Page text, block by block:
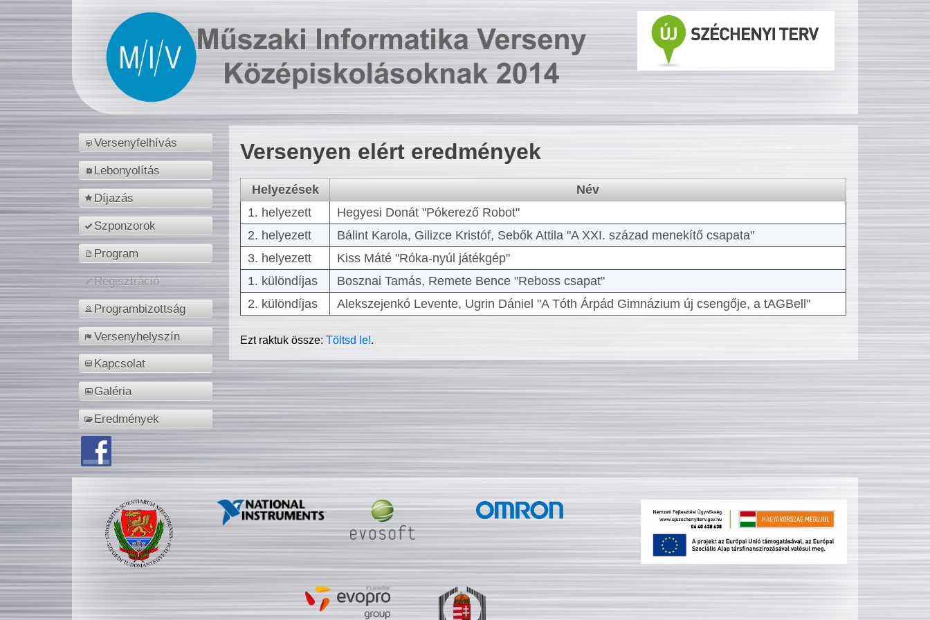
Versenyfelhívás
Lebonyolítás
Díjazás
Szponzorok
Program
Regisztráció
Programbizottság
Versenyhelyszín
Kapcsolat
Galéria
Eredmények
Versenyen elért eredmények
Helyezések
Név
1. helyezett
Hegyesi Donát "Pókerező Robot"
2. helyezett
Bálint Karola, Gilizce Kristóf, Sebők Attila "A XXI. század menekítő csapata"
3. helyezett
Kiss Máté "Róka-nyúl játékgép"
1. különdíjas
Bosznai Tamás, Remete Bence "Reboss csapat"
2. különdíjas
Alekszejenkó Levente, Ugrin Dániel "A Tóth Árpád Gimnázium új csengője, a tAGBell"
Ezt raktuk össze:Töltsd le!.